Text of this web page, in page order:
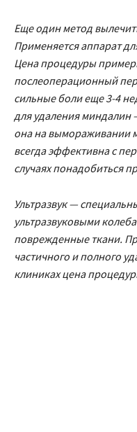
Еще один метод
Применяется аппарат
Цена процедуры
послеоперационный
сильные боли еще 3-4
для удаления миндалин
она на вымораживании
всегда эффективна с
случаях понадобиться
Ультразвук —
ультразвуковыми
поврежденные ткани.
частичного и полного
клиниках цена